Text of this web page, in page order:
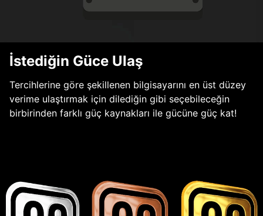
İstediğin Güce Ulaş
Tercihlerine göre şekillenen bilgisayarını en üst düzey
verime ulaştırmak için dilediğin gibi seçebileceğin
birbirinden farklı güç kaynakları ile gücüne güç kat!